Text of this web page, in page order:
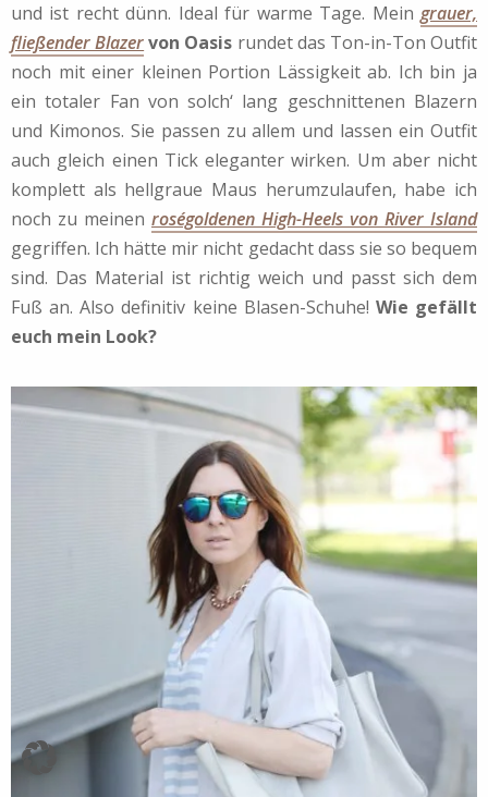
und ist recht dünn. Ideal für warme Tage. Mein grauer,
fließender Blazervon Oasis rundet das Ton-in-Ton Outfit
noch mit einer kleinen Portion Lässigkeit ab. Ich bin ja
ein totaler Fan von solch‘ lang geschnittenen Blazern
und Kimonos. Sie passen zu allem und lassen ein Outfit
auch gleich einen Tick eleganter wirken. Um aber nicht
komplett als hellgraue Maus herumzulaufen, habe ich
noch zu meinen roségoldenen High-Heels von River Island
gegriffen. Ich hätte mir nicht gedacht dass sie so bequem
sind. Das Material ist richtig weich und passt sich dem
Fuß an. Also definitiv keine Blasen-Schuhe! Wie gefällt
euch mein Look?